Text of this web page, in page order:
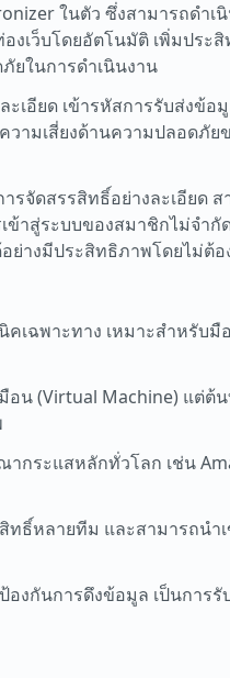
ในตัว ซึ่งสามารถดำ
เว็บโดยอัตโนมัติ เพิ่มประ
ยในการดำเนินงาน
เอียด เข้ารหัสการรับส่งข้อ
ามเสี่ยงด้านความปลอดภัย
จัดสรรสิทธิ์อย่างละเอียด
ข้าสู่ระบบของสมาชิกไม่จำ
ย่างมีประสิทธิภาพโดยไม่ต้
คเฉพาะทาง เหมาะสำหรับ
น (Virtual Machine) แต่ต้น
ระแสหลักทั่วโลก เช่น
ธิ์หลายทีม และสามารถนำ
องกันการดึงข้อมูล เป็นการ